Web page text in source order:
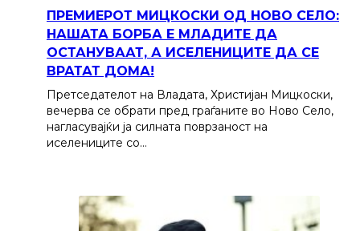
ПРЕМИЕРОТ МИЦКОСКИ ОД НОВО СЕЛО:
НАШАТА БОРБА Е МЛАДИТЕ ДА
ОСТАНУВААТ, А ИСЕЛЕНИЦИТЕ ДА СЕ
ВРАТАТ ДОМА!
Претседателот на Владата, Христијан Мицкоски,
вечерва се обрати пред граѓаните во Ново Село,
нагласувајќи ја силната поврзаност на
иселениците со…